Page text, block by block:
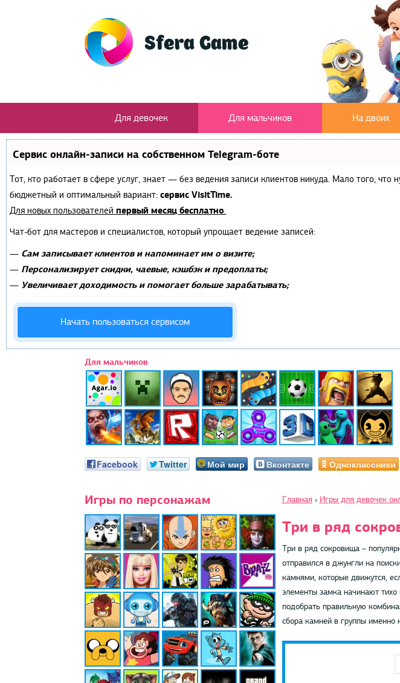
Для девочек Для мальчиков На двоих
Сервис онлайн-записи на собственном Telegram-боте
Тот, кто работает в сфере услуг, знает — без ведения записи клиентов никуда. Мало того,
бюджетный и оптимальный вариант: сервис VisitTime.
Для новых пользователей первый месяц бесплатно.
Чат-бот для мастеров и специалистов, который упрощает ведение записей:
— Сам записывает клиентов и напоминает им о визите;
— Персонализирует скидки, чаевые, кэшбэк и предоплаты;
— Увеличивает доходимость и помогает больше зарабатывать;
Начать пользоваться сервисом
Для мальчиков
Facebook Twitter Мой мир Вконтакте Одноклассники
Игры по персонажам Главная › Игры для девочек
Три в ряд
Три в ряд сокровища –
отправился в джунгли на
камнями, которые движутся,
элементы замка начинают тихо
подобрать правильную
сбора камней в группы именно